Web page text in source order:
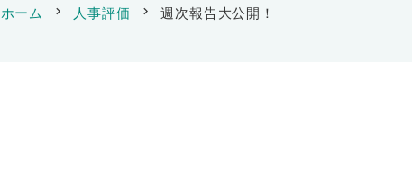
ホーム chevron_right 人事評価 chevron_right 週次報告大公開！